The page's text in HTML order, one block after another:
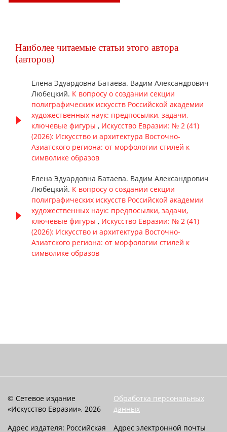
Наиболее читаемые статьи этого автора
(авторов)
Елена Эдуардовна Батаева. Вадим Александрович
Любецкий. К вопросу о создании секции
полиграфических искусств Российской академии
художественных наук: предпосылки, задачи,
ключевые фигуры , Искусство Евразии: № 2 (41)
(2026): Искусство и архитектура Восточно-
Азиатского региона: от морфологии стилей к
символике образов
Елена Эдуардовна Батаева. Вадим Александрович
Любецкий. К вопросу о создании секции
полиграфических искусств Российской академии
художественных наук: предпосылки, задачи,
ключевые фигуры , Искусство Евразии: № 2 (41)
(2026): Искусство и архитектура Восточно-
Азиатского региона: от морфологии стилей к
символике образов
© Сетевое издание
«Искусство Евразии», 2026
Адрес издателя: Российская
Обработка персональных
данных
Адрес электронной почты